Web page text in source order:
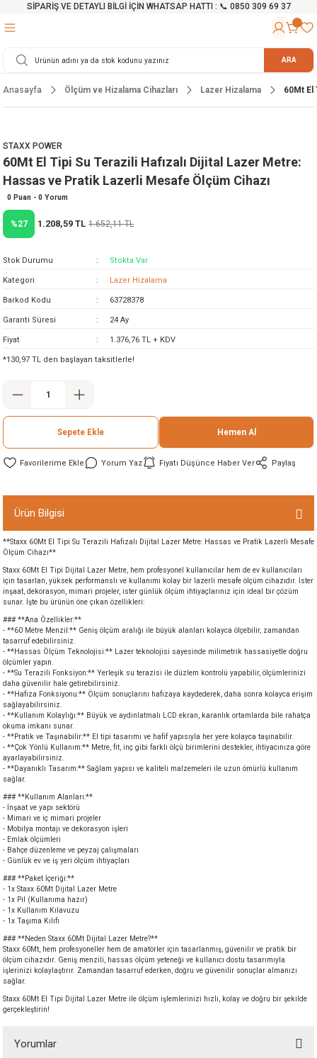
SİPARİŞ VE DETAYLI BİLGİ İÇİN WHATSAP HATTI : 📞 0850 309 69 37
Testereler
Makinesi
Testereler
Cihazları
Mikser
Üfleme Makinesi
ve Arabalar
Malzemeleri ARA
Anasayfa Ölçüm ve Hizalama Cihazları Lazer Hizalama 60Mt El
STAXX POWER
60Mt El Tipi Su Terazili Hafızalı Dijital Lazer Metre:
Hassas ve Pratik Lazerli Mesafe Ölçüm Cihazı
0 Puan - 0 Yorum
%27 1.208,59 TL 1.652,11 TL
Stok Durumu Stokta Var
Kategori Lazer Hizalama
Barkod Kodu 63728378
Garanti Süresi 24 Ay
Fiyat 1.376,76 TL + KDV
*130,97 TL den başlayan taksitlerle!
Sepete Ekle Hemen Al
Yorum Yaz Fiyatı Düşünce Haber Ver Paylaş
Ürün Bilgisi
**Staxx 60Mt El Tipi Su Terazili Hafızalı Dijital Lazer Metre: Hassas ve Pratik Lazerli Mesafe
Ölçüm Cihazı**
Staxx 60Mt El Tipi Dijital Lazer Metre, hem profesyonel kullanıcılar hem de ev kullanıcıları
için tasarlan, yüksek performanslı ve kullanımı kolay bir lazerli mesafe ölçüm cihazıdır. İster
inşaat, dekorasyon, mimari projeler, ister günlük ölçüm ihtiyaçlarınız için ideal bir çözüm
sunar. İşte bu ürünün öne çıkan özellikleri:
### **Ana Özellikler:**
- **60 Metre Menzil:** Geniş ölçüm aralığı ile büyük alanları kolayca ölçebilir, zamandan
tasarruf edebilirsiniz.
- **Hassas Ölçüm Teknolojisi:** Lazer teknolojisi sayesinde milimetrik hassasiyetle doğru
ölçümler yapın.
- **Su Terazili Fonksiyon:** Yerleşik su terazisi ile düzlem kontrolü yapabilir, ölçümlerinizi
daha güvenilir hale getirebilirsiniz.
- **Hafıza Fonksiyonu:** Ölçüm sonuçlarını hafızaya kaydederek, daha sonra kolayca erişim
sağlayabilirsiniz.
- **Kullanım Kolaylığı:** Büyük ve aydınlatmalı LCD ekran, karanlık ortamlarda bile rahatça
okuma imkanı sunar.
- **Pratik ve Taşınabilir:** El tipi tasarımı ve hafif yapısıyla her yere kolayca taşınabilir.
- **Çok Yönlü Kullanım:** Metre, fit, inç gibi farklı ölçü birimlerini destekler, ihtiyacınıza göre
ayarlayabilirsiniz.
- **Dayanıklı Tasarım:** Sağlam yapısı ve kaliteli malzemeleri ile uzun ömürlü kullanım
sağlar.
### **Kullanım Alanları:**
- İnşaat ve yapı sektörü
- Mimari ve iç mimari projeler
- Mobilya montajı ve dekorasyon işleri
- Emlak ölçümleri
- Bahçe düzenleme ve peyzaj çalışmaları
- Günlük ev ve iş yeri ölçüm ihtiyaçları
### **Paket İçeriği:**
- 1x Staxx 60Mt Dijital Lazer Metre
- 1x Pil (Kullanıma hazır)
- 1x Kullanım Kılavuzu
- 1x Taşıma Kılıfı
### **Neden Staxx 60Mt Dijital Lazer Metre?**
Staxx 60Mt, hem profesyoneller hem de amatörler için tasarlanmış, güvenilir ve pratik bir
ölçüm cihazıdır. Geniş menzili, hassas ölçüm yeteneği ve kullanıcı dostu tasarımıyla
işlerinizi kolaylaştırır. Zamandan tasarruf ederken, doğru ve güvenilir sonuçlar almanızı
sağlar.
Staxx 60Mt El Tipi Dijital Lazer Metre ile ölçüm işlemlerinizi hızlı, kolay ve doğru bir şekilde
gerçekleştirin!
Yorumlar